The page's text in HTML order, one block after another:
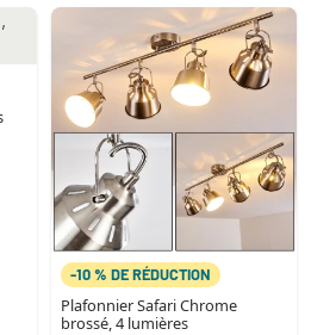
-10 % DE RÉDUCTION
Plafonnier Safari Chrome
brossé, 4 lumières